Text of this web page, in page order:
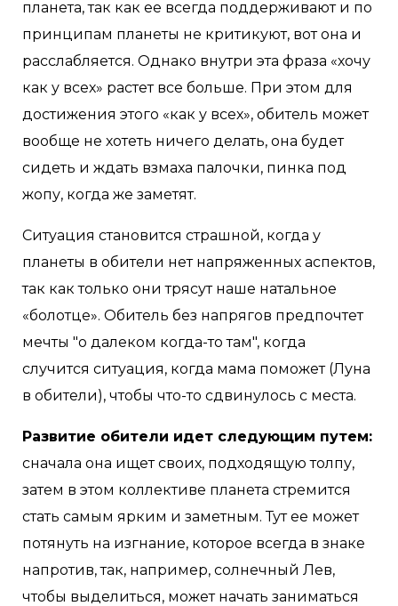
планета, так как ее всегда поддерживают и по
принципам планеты не критикуют, вот она и
расслабляется. Однако внутри эта фраза «хочу
как у всех» растет все больше. При этом для
достижения этого «как у всех», обитель может
вообще не хотеть ничего делать, она будет
сидеть и ждать взмаха палочки, пинка под
жопу, когда же заметят.
Ситуация становится страшной, когда у
планеты в обители нет напряженных аспектов,
так как только они трясут наше натальное
«болотце». Обитель без напрягов предпочтет
мечты "о далеком когда-то там", когда
случится ситуация, когда мама поможет (Луна
в обители), чтобы что-то сдвинулось с места.
Развитие обители идет следующим путем:
сначала она ищет своих, подходящую толпу,
затем в этом коллективе планета стремится
стать самым ярким и заметным. Тут ее может
потянуть на изгнание, которое всегда в знаке
напротив, так, например, солнечный Лев,
чтобы выделиться, может начать заниматься